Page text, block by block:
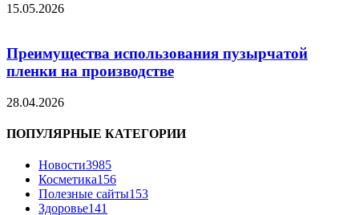
15.05.2026
Преимущества использования пузырчатой
пленки на производстве
28.04.2026
ПОПУЛЯРНЫЕ КАТЕГОРИИ
Новости3985
Косметика156
Полезные сайты153
Здоровье141